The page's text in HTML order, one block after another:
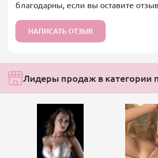
благодарны, если вы оставите
НАПИСАТЬ ОТЗЫВ
Лидеры продаж в категории